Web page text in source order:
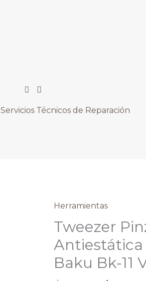
Servicios Técnicos de Reparación
Herramientas
Tweezer
Antiestática
Baku Bk-11
El
precio
era:
Tweezer
Pinza
Recta
Antiestática
Punta
Larga